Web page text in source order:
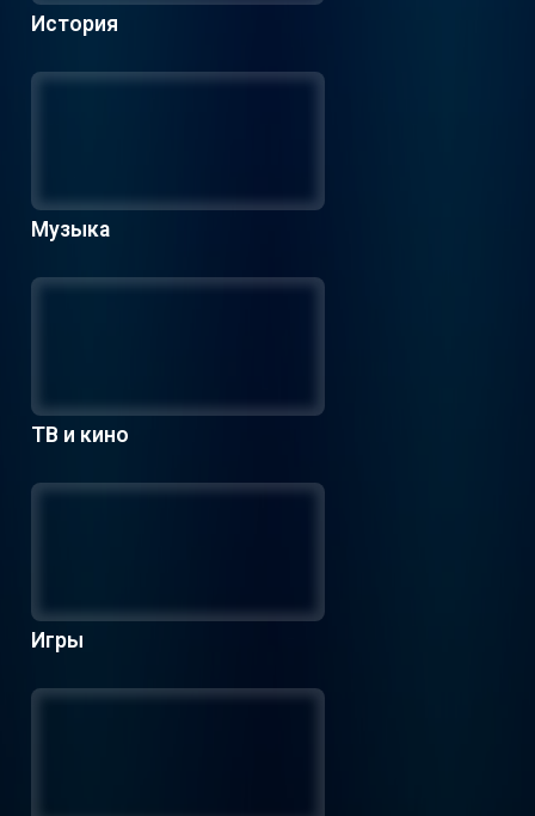
История
Музыка
ТВ и кино
Игры